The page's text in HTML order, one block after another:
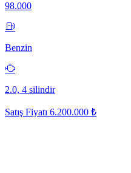
98.000
Benzin
2.0, 4 silindir
Satış Fiyatı 6.200.000 ₺